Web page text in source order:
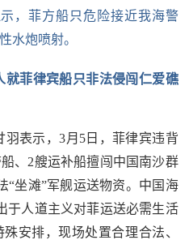
，菲方船只危险接近我海警
水炮喷射。
就菲律宾船只非法侵闯仁爱礁
表示，3月5日，菲律宾违背
、2艘运补船擅闯中国南沙群
“坐滩”军舰运送物资。中国海
于人道主义对菲运送必需生活
安排，现场处置合理合法、